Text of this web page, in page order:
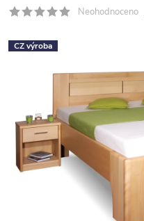
Neohodnoceno
CZ výroba